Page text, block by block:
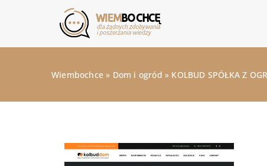
Wiembochce » Dom i ogród » KOLBUD SPÓŁKA Z